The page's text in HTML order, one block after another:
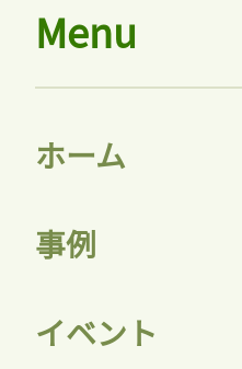
Menu
ホーム
事例
イベント